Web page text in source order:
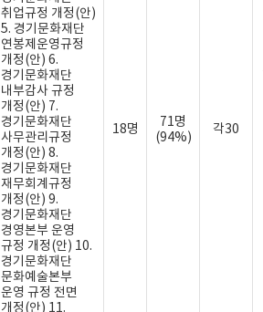
취업규정 개정(안)
5. 경기문화재단
연봉제운영규정
개정(안) 6.
경기문화재단
내부감사 규정
개정(안) 7.
경기문화재단
사무관리규정
개정(안) 8.
경기문화재단
재무회계규정
개정(안) 9.
경기문화재단
경영본부 운영
규정 개정(안) 10.
경기문화재단
문화예술본부
운영 규정 전면
개정(안) 11.
18명
71명
(94%)
각30